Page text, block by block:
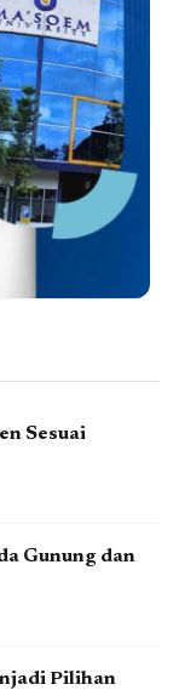
Sesuai
Gunung dan
Pilihan